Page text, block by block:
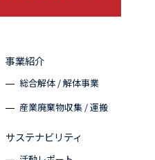
事業紹介
総合解体 / 解体事業
産業廃棄物収集 / 運搬
サステナビリティ